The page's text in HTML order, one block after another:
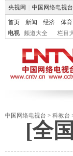
央视网 中国网络电视台
首页 新闻 经济 体育
电视
频道大全 栏目
中国网络电视台 > 科教台
[全